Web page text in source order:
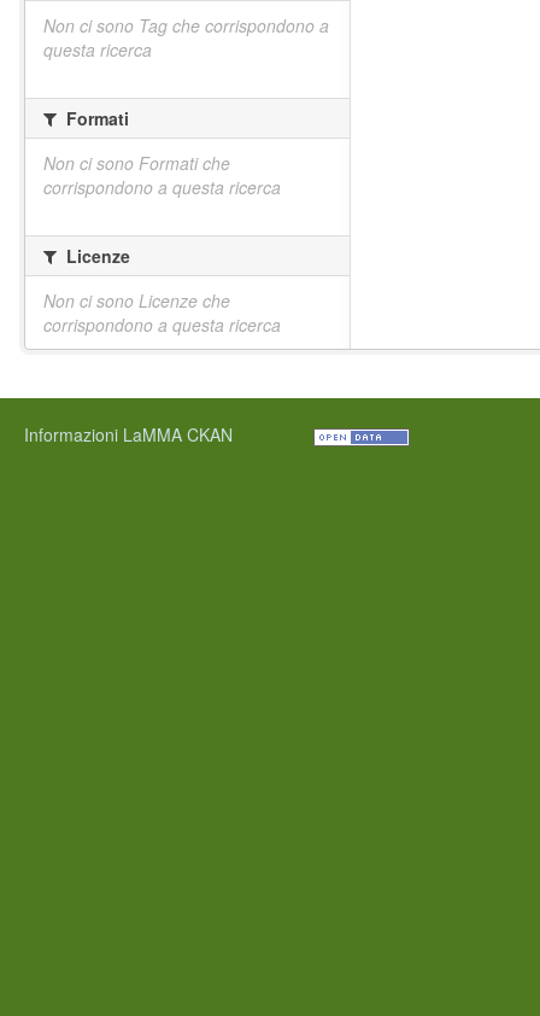
Non ci sono Tag che corrispondono a
questa ricerca
Formati
Non ci sono Formati che
corrispondono a questa ricerca
Licenze
Non ci sono Licenze che
corrispondono a questa ricerca
Informazioni LaMMA CKAN